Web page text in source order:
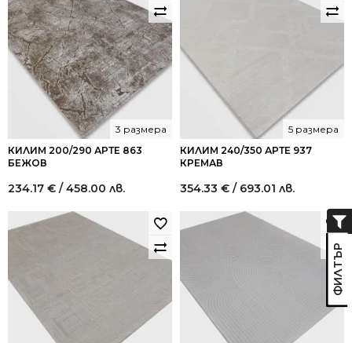
КИЛИМ 200/290 АРТЕ 863
БЕЖОВ
3 размера
234.17 € / 458.00 лв.
КИЛИМ 240/350 АРТЕ 937
КРЕМАВ
5 размера
354.33 € / 693.01 лв.